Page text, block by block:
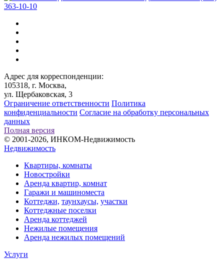
363-10-10
Адрес для корреспонденции:
105318, г. Москва,
ул. Щербаковская, 3
Ограничение ответственности Политика
конфиденциальности Согласие на обработку персональных
данных
Полная версия
© 2001-2026, ИНКОМ-Недвижимость
Недвижимость
Квартиры, комнаты
Новостройки
Аренда квартир, комнат
Гаражи и машиноместа
Коттеджи, таунхаусы, участки
Коттеджные поселки
Аренда коттеджей
Нежилые помещения
Аренда нежилых помещений
Услуги